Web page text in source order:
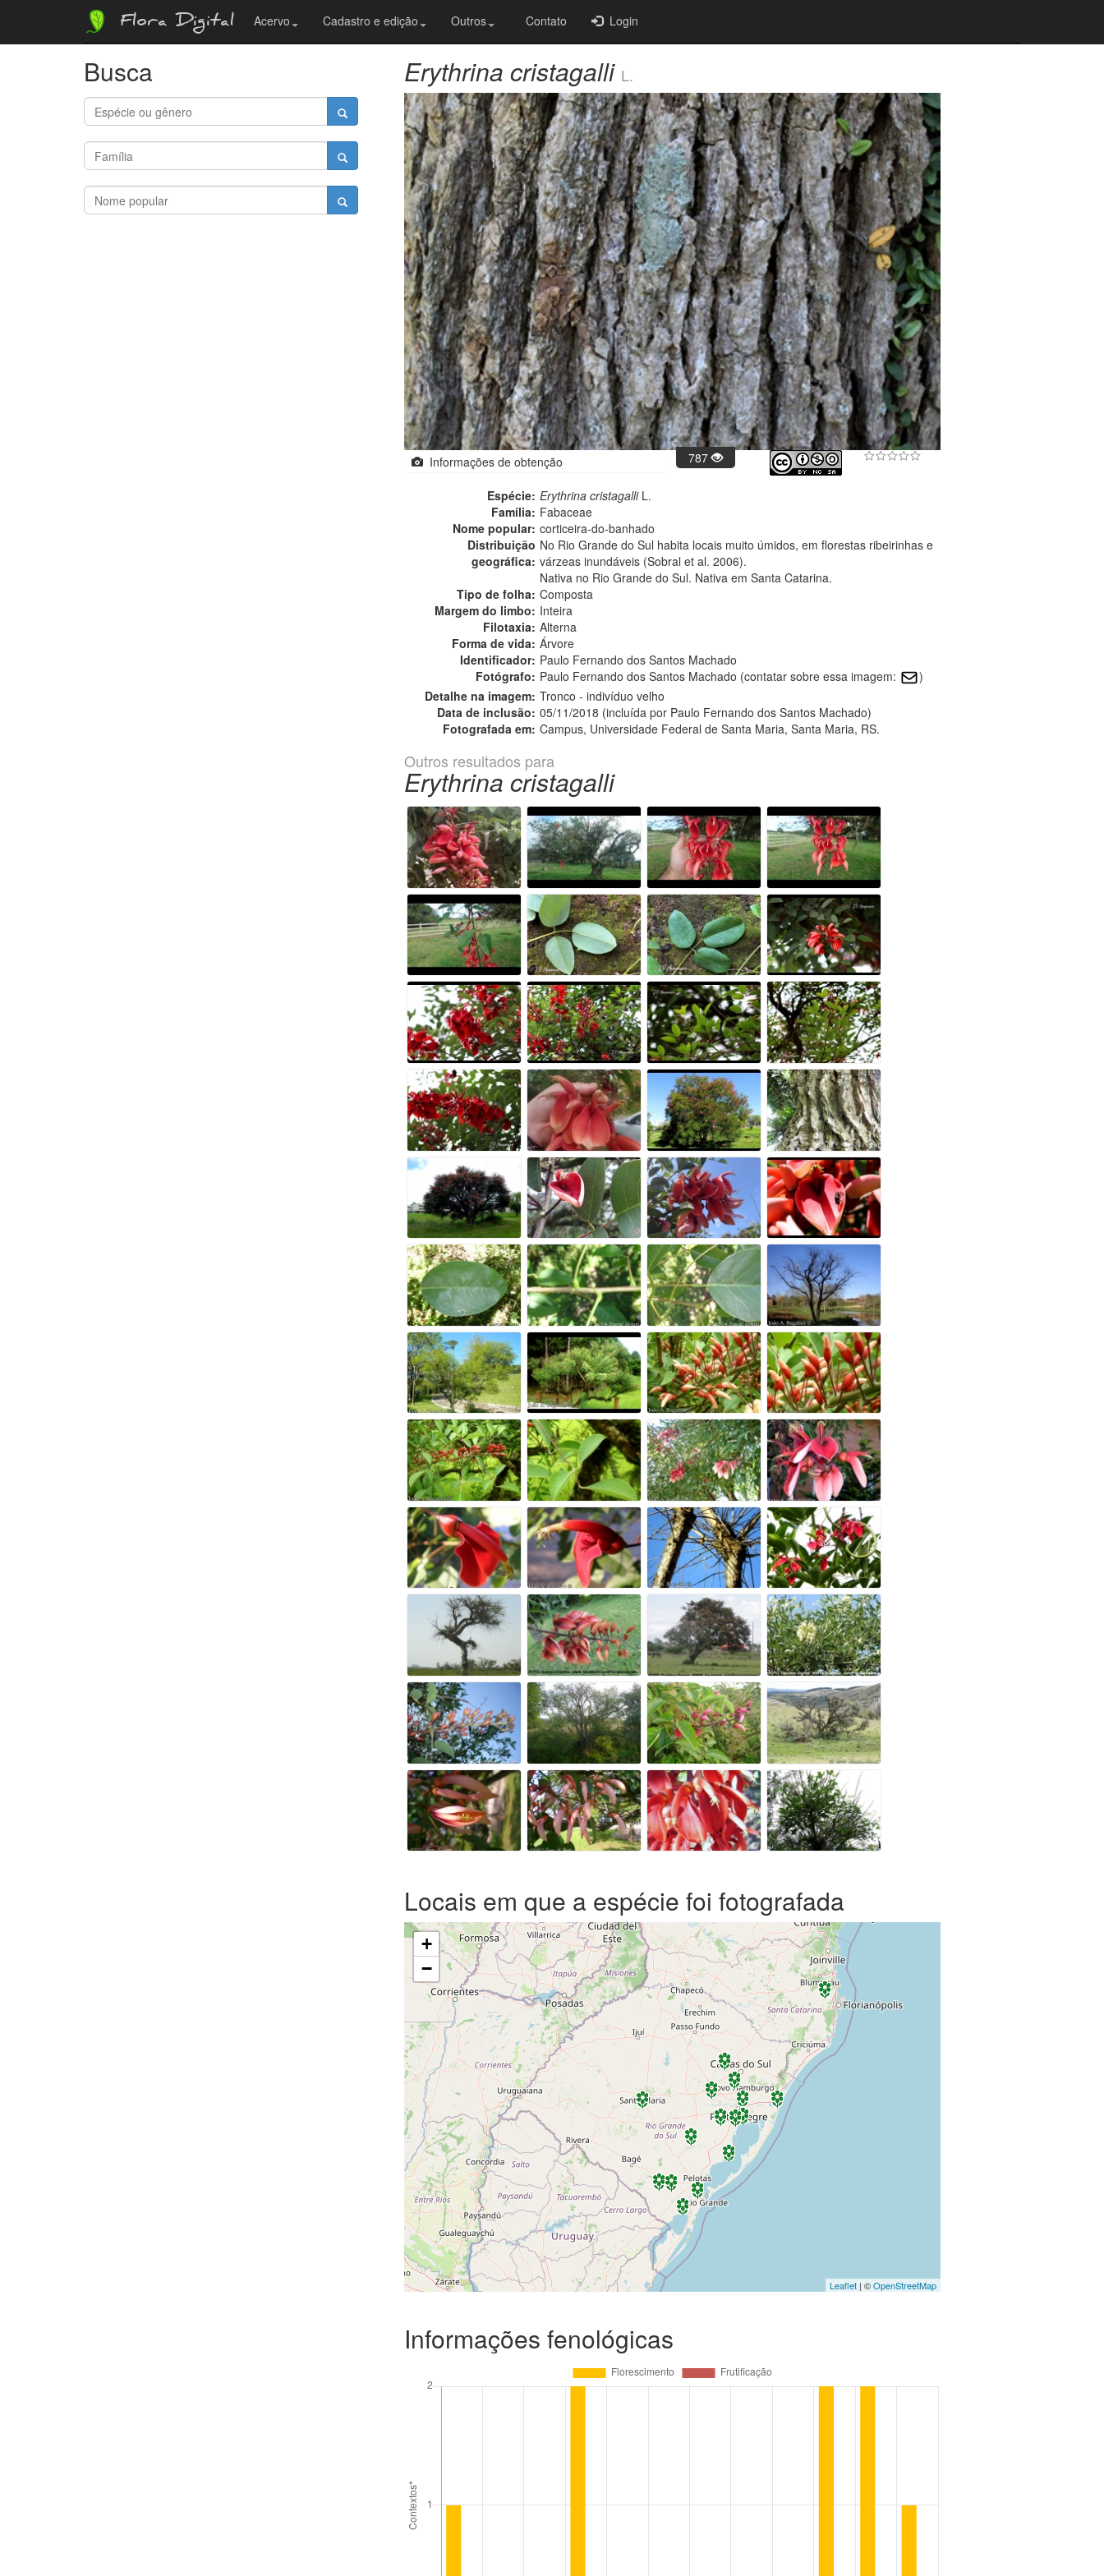
Flora Digital Acervo Cadastro e edição Outros Contato Login
Busca Erythrina cristagalli L.
Informações de obtenção 787
Espécie: Erythrina cristagalliL.
Família: Fabaceae
Nome popular: corticeira-do-banhado
Distribuição
geográfica:
No Rio Grande do Sul habita locais muito úmidos, em florestas ribeirinhas e
várzeas inundáveis (Sobral et al. 2006).
Nativa no Rio Grande do Sul. Nativa em Santa Catarina.
Tipo de folha: Composta
Margem do limbo: Inteira
Filotaxia: Alterna
Forma de vida: Árvore
Identificador: Paulo Fernando dos Santos Machado
Fotógrafo: Paulo Fernando dos Santos Machado (contatar sobre essa imagem:
)
Detalhe na imagem: Tronco - indivíduo velho
Data de inclusão: 05/11/2018 (incluída por Paulo Fernando dos Santos Machado)
Fotografada em: Campus, Universidade Federal de Santa Maria, Santa Maria, RS.
Outros resultados para
Erythrina cristagalli
Locais em que a espécie foi fotografada
+
−
Leaflet| ©OpenStreetMap
Informações fenológicas